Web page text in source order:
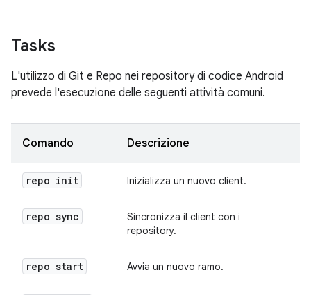
Tasks
L'utilizzo di Git e Repo nei repository di codice Android
prevede l'esecuzione delle seguenti attività comuni.
Comando Descrizione
repo init Inizializza un nuovo client.
repo sync
Sincronizza il client con i
repository.
repo start Avvia un nuovo ramo.